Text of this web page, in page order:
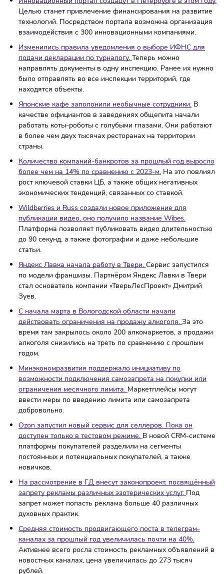
отметку в 11,3 триллиона рублей.
Теперь на информационных щитах, указывающих
направления к населённым пунктам и другим
запрещается размещать информацию об отелях,
кемпингах, гостиницах и станциях технического
обслуживания.
Инновационный портал создадут в Петербурге в этом
технологий. Посредством портала возможна
взаимодействия с 300 инновационными компаниями.
Изменились правила уведомления о выборе ИФНС
подачи декларации по турналогу.
направлять документы в одну инспекцию. Ранее их
было отправлять во все инспекции территорий, где
находятся объекты.
качестве официантов в заведениях общепита начали
работать коты-роботы с голубыми глазами. Они
в более чем двух тысячах ресторанах на территории
страны.
Количество компаний-банкротов за прошлый год
более чем на 14% по сравнению с 2023-м. На это
рост ключевой ставки ЦБ, а также общих негативных
экономических тенденций, связанных со ставкой.
Wildberries и Russ создали новое приложение для
публикации видео, оно получило название Wibes.
Платформа позволяет публиковать видео
до 90 секунд, а также фотографии и даже небольшие
статьи.
Яндекс Лавка начала работу в Твери.Сервис
по модели франшизы. Партнёром Яндекс Лавки в
стал основатель компании «ТверьЛесПроект» Дмитрий
Зуев.
С начала марта в Вологодской области начали
действовать ограничения на продажу алкоголя.
время там закрылось около 200 алкомаркетов, а
алкоголя снизились на треть по сравнению с
годом.
Минэкономразвития поддержало инициативу по
возможности подключения самозапрета на покупки
ограничения месячного лимита.
ввести меры по введению лимита или самозапрета
добровольно.
Ozon запустил новый сервис для селлеров. Пока он
доступен только в тестовом режиме.